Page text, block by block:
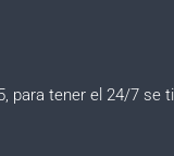
para tener el 24/7 se